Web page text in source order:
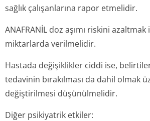
sağlık çalışanlarına rapor etmelidir.
ANAFRANİL doz aşımı riskini
miktarlarda verilmelidir.
Hastada değişiklikler ciddi ise,
tedavinin bırakılması da dahil olmak
değiştirilmesi düşünülmelidir.
Diğer psikiyatrik etkiler: